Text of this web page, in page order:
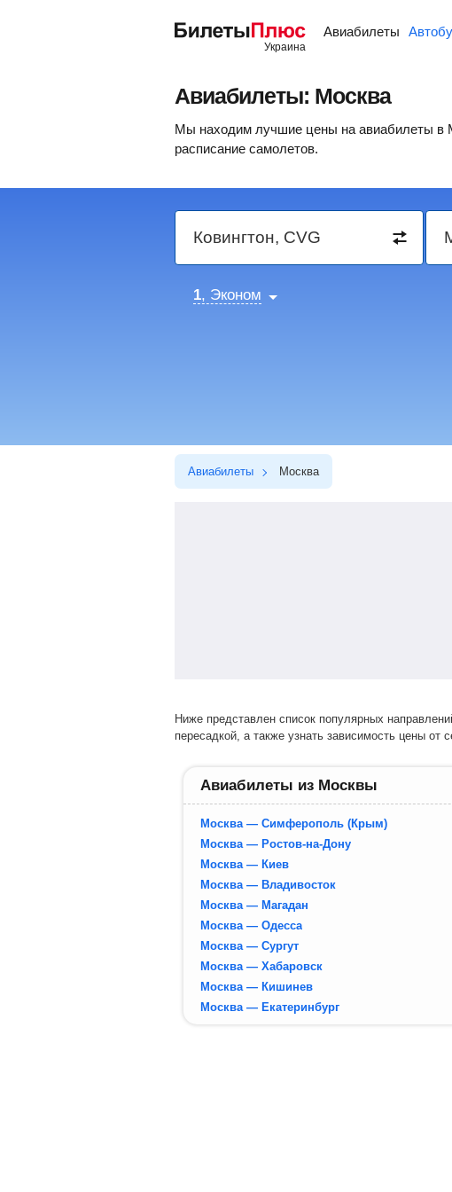
Авиабилеты
Авиабилеты: Москва
Мы находим лучшие цены на авиабилеты в
расписание самолетов.
1, Эконом
Авиабилеты Москва
Ниже представлен список популярных направлений перелетов. Выбрав нужное направление, вы сможете купить билет на прямой рейс или авиарейс с
пересадкой, а также узнать зависимость цены от
Авиабилеты из Москвы
Москва — Симферополь (Крым)
Москва — Ростов-на-Дону
Москва — Киев
Москва — Владивосток
Москва — Магадан
Москва — Одесса
Москва — Сургут
Москва — Хабаровск
Москва — Кишинев
Москва — Екатеринбург